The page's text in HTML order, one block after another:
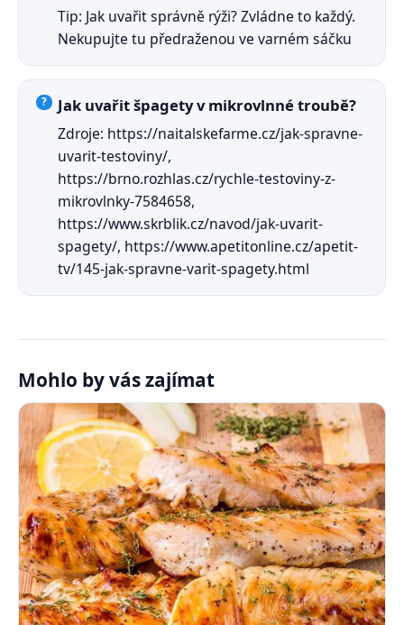
Tip: Jak uvařit správně rýži? Zvládne to každý.
Nekupujte tu předraženou ve varném sáčku
Jak uvařit špagety v mikrovlnné troubě?
Zdroje: https://naitalskefarme.cz/jak-spravne-
uvarit-testoviny/,
https://brno.rozhlas.cz/rychle-testoviny-z-
mikrovlnky-7584658,
https://www.skrblik.cz/navod/jak-uvarit-
spagety/, https://www.apetitonline.cz/apetit-
tv/145-jak-spravne-varit-spagety.html
Mohlo by vás zajímat